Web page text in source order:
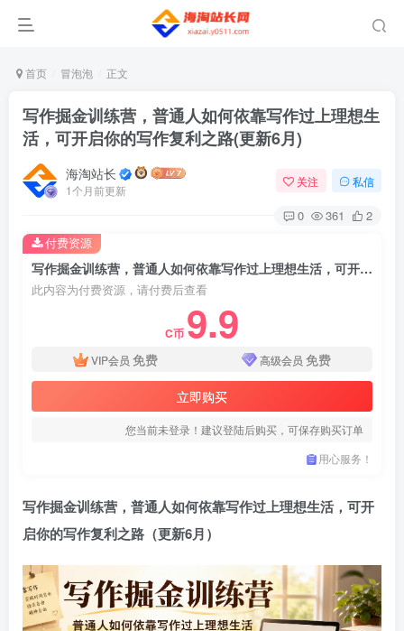
首页 冒泡泡 正文
写作掘金训练营，普通人如何依靠写作过上理想生
活，可开启你的写作复利之路(更新6月)
海淘站长
1个月前更新
关注 私信
0 361 2
写作掘金训练营，普通人如何依靠写作过上理想生活，可开启你的写作复利之路(更新6月)
此内容为付费资源，请付费后查看
C币 9.9
VIP会员 免费 高级会员 免费
立即购买
您当前未登录！建议登陆后购买，可保存购买订单
用心服务！
付费资源
写作掘金训练营，普通人如何依靠写作过上理想生活，可开
启你的写作复利之路（更新6月）